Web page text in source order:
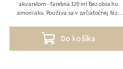
Do košíka
akvarelom - farebná 120ml Bez obsahu
amoniaku. Používa sa v začiatočnej fáze
vybraných plôch, ak si želáme,...